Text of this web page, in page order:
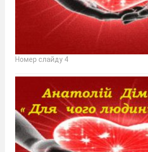
Номер слайду 4